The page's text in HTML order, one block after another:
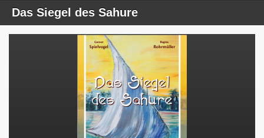
Das Siegel des Sahure